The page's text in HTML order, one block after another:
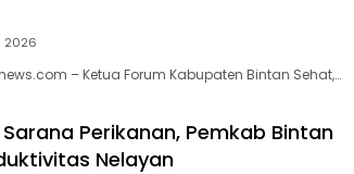
2026
– Ketua Forum Kabupaten Bintan Sehat,…
Perikanan, Pemkab Bintan
Nelayan